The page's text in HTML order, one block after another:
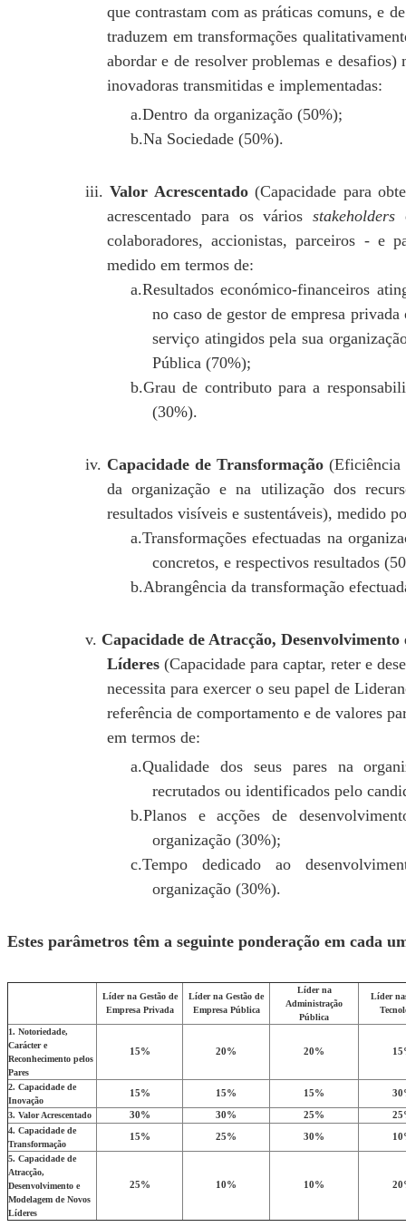
que contrastam com as práticas comuns, e
traduzem em transformações
abordar e de resolver problemas e desafios)
inovadoras transmitidas e implementadas:
a.Dentro da organização (50%);
b.Na Sociedade (50%).
iii. Valor Acrescentado(Capacidade para
acrescentado para os váriosstakeholders
colaboradores, accionistas, parceiros - e
medido em termos de:
a.Resultados económico-financeiros
no caso de gestor de empresa privada
serviço atingidos pela sua
Pública (70%);
b.Grau de contributo para a
(30%).
iv. Capacidade de Transformação(Eficiência
da organização e na utilização dos
resultados visíveis e sustentáveis), medido
a.Transformações efectuadas na
concretos, e respectivos resultados
b.Abrangência da transformação
v. Capacidade de Atracção, Desenvolvimento
Líderes(Capacidade para captar, reter e
necessita para exercer o seu papel de
referência de comportamento e de valores
em termos de:
a.Qualidade dos seus pares na
recrutados ou identificados pelo
b.Planos e acções de
organização (30%);
c.Tempo dedicado ao
organização (30%).
Estes parâmetros têm a seguinte ponderação em cada
Líder na Gestão de
Empresa Privada
Líder na Gestão de
Empresa Pública
Líder na
Administração
Pública
Líder
1. Notoriedade,
Carácter e
Reconhecimento pelos
Pares
15% 20% 20%
2. Capacidade de
Inovação
15% 15% 15%
3. Valor Acrescentado 30% 30% 25%
4. Capacidade de
Transformação
15% 25% 30%
5. Capacidade de
Atracção,
Desenvolvimento e
Modelagem de Novos
Líderes
25% 10% 10%